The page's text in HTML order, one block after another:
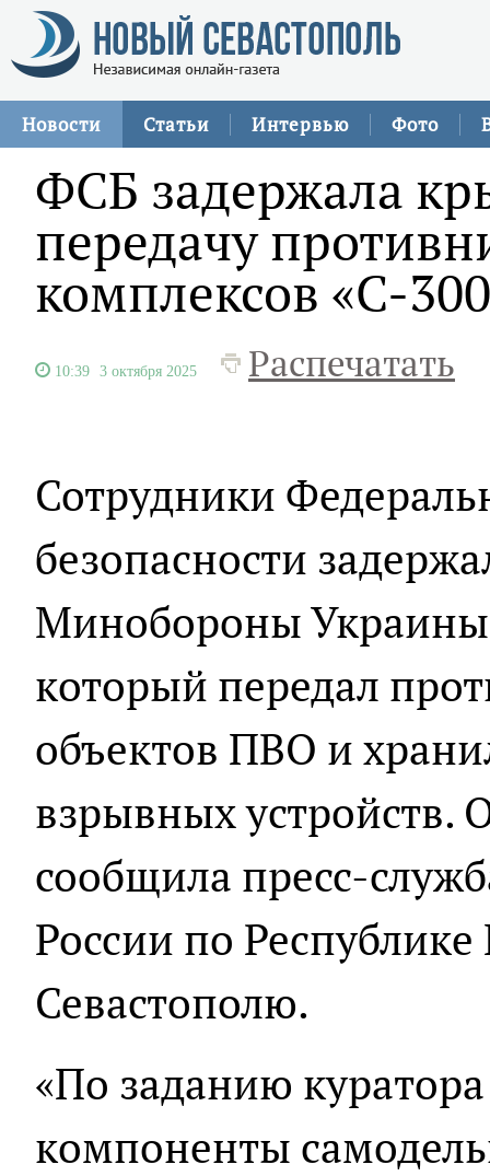
Новости Статьи Интервью Фото
ФСБ задержала
передачу
комплексов «С-
10:39 3 октября 2025 Распечатать
Сотрудники
безопасности
Минобороны
который передал
объектов ПВО и
взрывных устройств.
сообщила пресс-
России по
Севастополю.
«По заданию
компоненты